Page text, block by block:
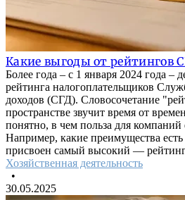
Какие выгоды от рейтингов
Более года – с 1 января 2024 года –
рейтинга налогоплательщиков
доходов (СГД). Словосочетание
пространстве звучит время от
понятно, в чем польза для компаний
Например, какие преимущества
присвоен самый высокий —
Хозяйственная деятельность
•
30.05.2025